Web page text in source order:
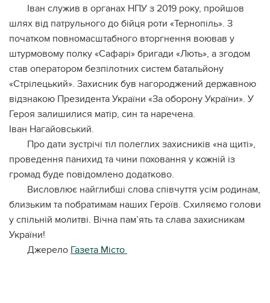
Іван служив в органах НПУ з 2019 року, пройшов
шлях від патрульного до бійця роти «Тернопіль». З
початком повномасштабного вторгнення воював у
штурмовому полку «Сафарі» бригади «Лють», а згодом
став оператором безпілотних систем батальйону
«Стрілецький». Захисник був нагороджений державною
відзнакою Президента України «За оборону України». У
Героя залишилися матір, син та наречена.
Іван Нагайовський.
Про дати зустрічі тіл полеглих захисників «на щиті»,
проведення панихид та чини поховання у кожній із
громад буде повідомлено додатково.
Висловлює найглибші слова співчуття усім родинам,
близьким та побратимам наших Героїв. Схиляємо голови
у спільній молитві. Вічна пам’ять та слава захисникам
України!
Джерело Газета Місто